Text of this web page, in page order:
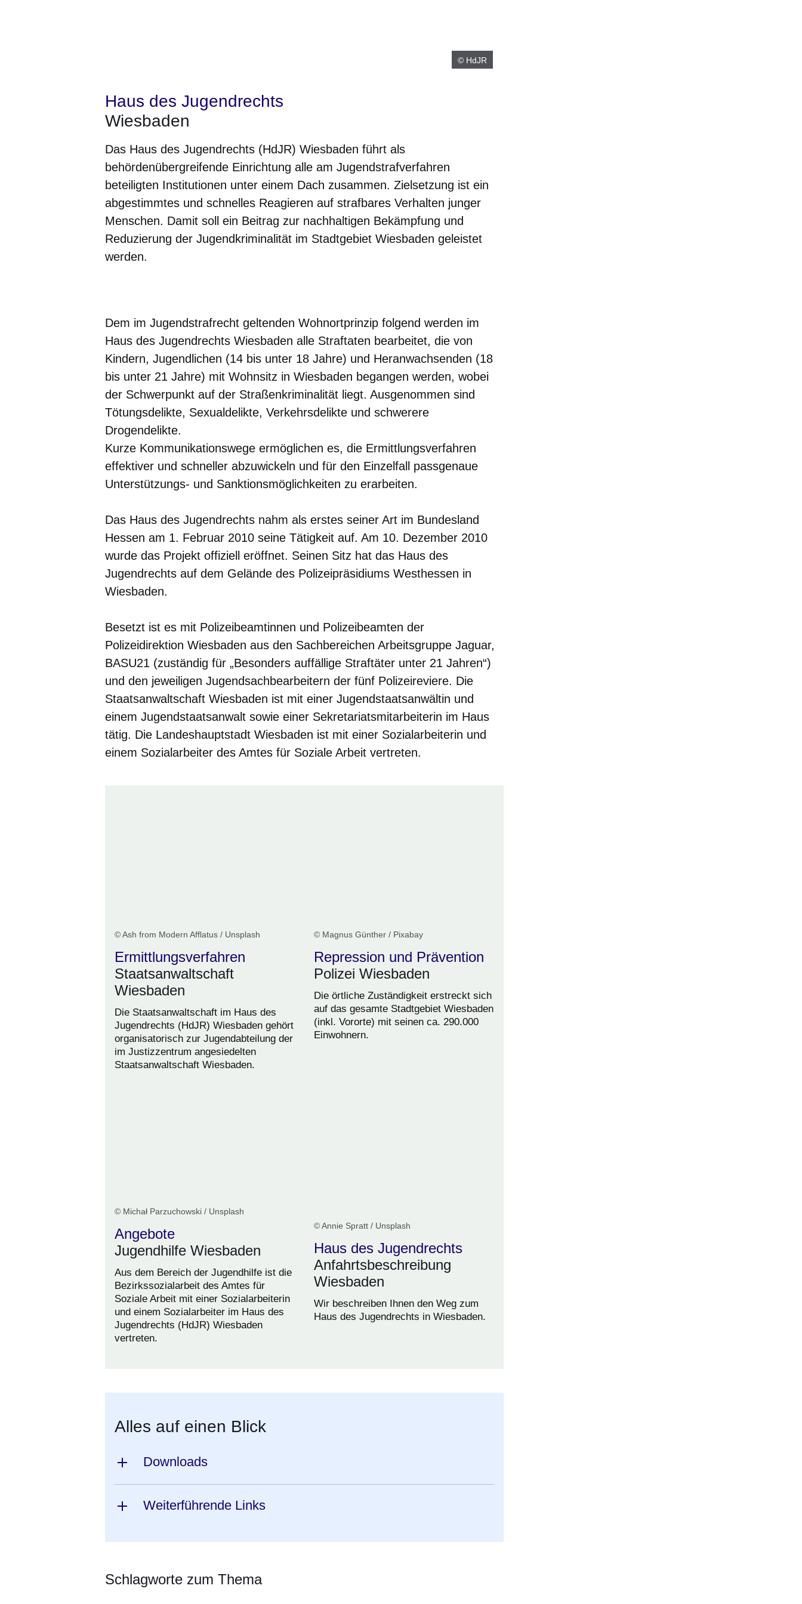
© HdJR
Haus des Jugendrechts
Wiesbaden
Das Haus des Jugendrechts (HdJR) Wiesbaden führt als
behördenübergreifende Einrichtung alle am Jugendstrafverfahren
beteiligten Institutionen unter einem Dach zusammen. Zielsetzung ist ein
abgestimmtes und schnelles Reagieren auf strafbares Verhalten junger
Menschen. Damit soll ein Beitrag zur nachhaltigen Bekämpfung und
Reduzierung der Jugendkriminalität im Stadtgebiet Wiesbaden geleistet
werden.
Dem im Jugendstrafrecht geltenden Wohnortprinzip folgend werden im
Haus des Jugendrechts Wiesbaden alle Straftaten bearbeitet, die von
Kindern, Jugendlichen (14 bis unter 18 Jahre) und Heranwachsenden (18
bis unter 21 Jahre) mit Wohnsitz in Wiesbaden begangen werden, wobei
der Schwerpunkt auf der Straßenkriminalität liegt. Ausgenommen sind
Tötungsdelikte, Sexualdelikte, Verkehrsdelikte und schwerere
Drogendelikte.
Kurze Kommunikationswege ermöglichen es, die Ermittlungsverfahren
effektiver und schneller abzuwickeln und für den Einzelfall passgenaue
Unterstützungs- und Sanktionsmöglichkeiten zu erarbeiten.
Das Haus des Jugendrechts nahm als erstes seiner Art im Bundesland
Hessen am 1. Februar 2010 seine Tätigkeit auf. Am 10. Dezember 2010
wurde das Projekt offiziell eröffnet. Seinen Sitz hat das Haus des
Jugendrechts auf dem Gelände des Polizeipräsidiums Westhessen in
Wiesbaden.
Besetzt ist es mit Polizeibeamtinnen und Polizeibeamten der
Polizeidirektion Wiesbaden aus den Sachbereichen Arbeitsgruppe Jaguar,
BASU21 (zuständig für „Besonders auffällige Straftäter unter 21 Jahren“)
und den jeweiligen Jugendsachbearbeitern der fünf Polizeireviere. Die
Staatsanwaltschaft Wiesbaden ist mit einer Jugendstaatsanwältin und
einem Jugendstaatsanwalt sowie einer Sekretariatsmitarbeiterin im Haus
tätig. Die Landeshauptstadt Wiesbaden ist mit einer Sozialarbeiterin und
einem Sozialarbeiter des Amtes für Soziale Arbeit vertreten.
© Ash from Modern Afflatus / Unsplash
Ermittlungsverfahren
Staatsanwaltschaft
Wiesbaden
Die Staatsanwaltschaft im Haus des
Jugendrechts (HdJR) Wiesbaden gehört
organisatorisch zur Jugendabteilung der
im Justizzentrum angesiedelten
Staatsanwaltschaft Wiesbaden.
© Magnus Günther / Pixabay
Repression und Prävention
Polizei Wiesbaden
Die örtliche Zuständigkeit erstreckt sich
auf das gesamte Stadtgebiet Wiesbaden
(inkl. Vororte) mit seinen ca. 290.000
Einwohnern.
© Michał Parzuchowski / Unsplash
Angebote
Jugendhilfe Wiesbaden
Aus dem Bereich der Jugendhilfe ist die
Bezirkssozialarbeit des Amtes für
Soziale Arbeit mit einer Sozialarbeiterin
und einem Sozialarbeiter im Haus des
Jugendrechts (HdJR) Wiesbaden
vertreten.
© Annie Spratt / Unsplash
Haus des Jugendrechts
Anfahrtsbeschreibung
Wiesbaden
Wir beschreiben Ihnen den Weg zum
Haus des Jugendrechts in Wiesbaden.
Alles auf einen Blick
Downloads
Weiterführende Links
Schlagworte zum Thema